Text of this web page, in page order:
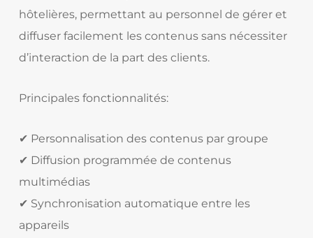
hôtelières, permettant au personnel de gérer et
diffuser facilement les contenus sans nécessiter
d’interaction de la part des clients.
Principales fonctionnalités:
✔ Personnalisation des contenus par groupe
✔ Diffusion programmée de contenus
multimédias
✔ Synchronisation automatique entre les
appareils